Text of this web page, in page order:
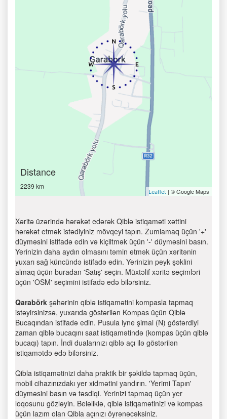
Distance
2239 km
Leaflet | © Google Maps
Xəritə üzərində hərəkət edərək Qiblə istiqaməti xəttini
hərəkət etmək istədiyiniz mövqeyi tapın. Zumlamaq üçün '+'
düyməsini istifadə edin və kiçiltmək üçün '-' düyməsini basın.
Yerinizin daha aydın olmasını təmin etmək üçün xəritənin
yuxarı sağ küncündə istifadə edin. Yerinizin peyk şəklini
almaq üçün buradan 'Satış' seçin. Müxtəlif xəritə seçimləri
üçün 'OSM' seçimini istifadə edə bilərsiniz.
Qarabörk şəhərinin qiblə istiqamətini kompasla tapmaq
istəyirsinizsə, yuxarıda göstərilən Kompas üçün Qiblə
Bucaqından istifadə edin. Pusula iyne şimal (N) göstərdiyi
zaman qiblə bucaqını saat istiqamətində (kompas üçün qiblə
bucaqı) tapın. İndi dualarınızı qiblə açı ilə göstərilən
istiqamətdə edə bilərsiniz.
Qibla istiqamətinizi daha praktik bir şəkildə tapmaq üçün,
mobil cihazınızdakı yer xidmətini yandırın. 'Yerimi Tapın'
düyməsini basın və təsdiqi. Yerinizi tapmaq üçün yer
loqosunu gözləyin. Beləliklə, qiblə istiqamətinizi və kompas
üçün lazım olan Qibla açınızı öyrənəcəksiniz.